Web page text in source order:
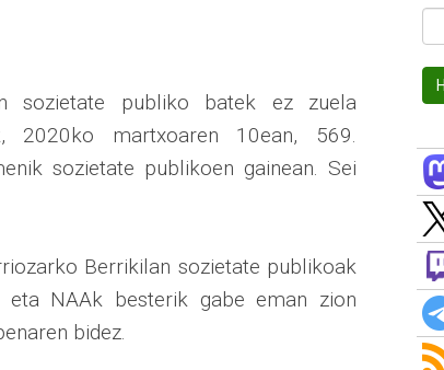
sozietate publiko batek ez zuela
2020ko martxoaren 10ean, 569.
sozietate publikoen gainean. Sei
Berrikilan sozietate publikoak
eta NAAk besterik gabe eman zion
bidez.